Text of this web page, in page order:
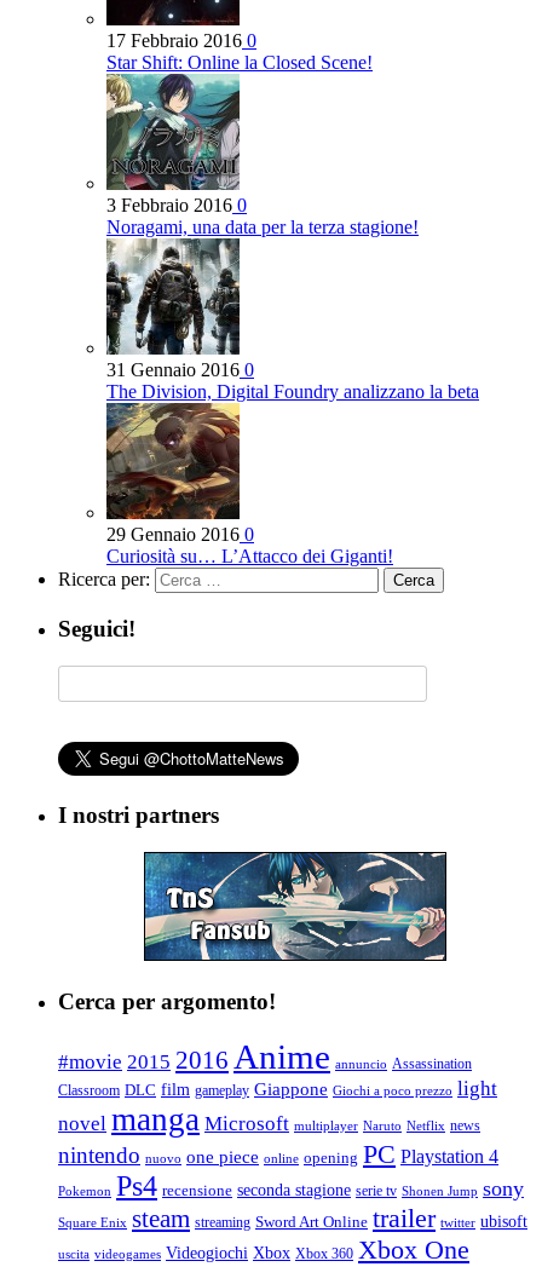
17 Febbraio 2016 0
Star Shift: Online la Closed Scene!
3 Febbraio 2016 0
Noragami, una data per la terza stagione!
31 Gennaio 2016 0
The Division, Digital Foundry analizzano la beta
29 Gennaio 2016 0
Curiosità su… L’Attacco dei Giganti!
Ricerca per:
Seguici!
I nostri partners
Cerca per argomento!
#movie 2015 2016 Anime annuncio Assassination
Classroom DLC film gameplay Giappone Giochi a poco prezzo light
novel manga Microsoft multiplayer Naruto Netflix news
nintendo nuovo one piece online opening PC Playstation 4
Pokemon Ps4 recensione seconda stagione serie tv Shonen Jump sony
Square Enix steam streaming Sword Art Online trailer twitter ubisoft
uscita videogames Videogiochi Xbox Xbox 360 Xbox One